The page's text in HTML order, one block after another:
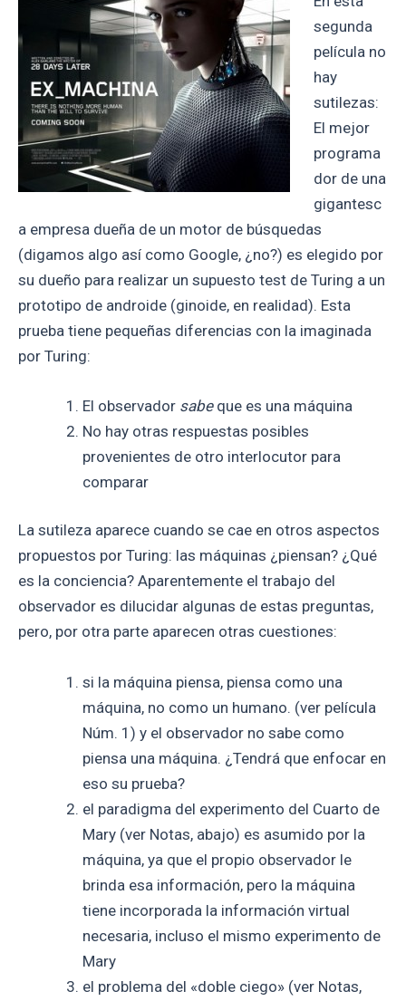
segunda
película no
hay
sutilezas:
El mejor
programa
dor de una
gigantesc
a empresa dueña de un motor de búsquedas
(digamos algo así como Google, ¿no?) es elegido por
su dueño para realizar un supuesto test de Turing a un
prototipo de androide (ginoide, en realidad). Esta
prueba tiene pequeñas diferencias con la imaginada
por Turing:
El observador sabeque es una máquina
No hay otras respuestas posibles
provenientes de otro interlocutor para
comparar
La sutileza aparece cuando se cae en otros aspectos
propuestos por Turing: las máquinas ¿piensan? ¿Qué
es la conciencia? Aparentemente el trabajo del
observador es dilucidar algunas de estas preguntas,
pero, por otra parte aparecen otras cuestiones:
si la máquina piensa, piensa como una
máquina, no como un humano. (ver película
Núm. 1) y el observador no sabe como
piensa una máquina. ¿Tendrá que enfocar en
eso su prueba?
el paradigma del experimento del Cuarto de
Mary (ver Notas, abajo) es asumido por la
máquina, ya que el propio observador le
brinda esa información, pero la máquina
tiene incorporada la información virtual
necesaria, incluso el mismo experimento de
Mary
el problema del «doble ciego» (ver Notas,